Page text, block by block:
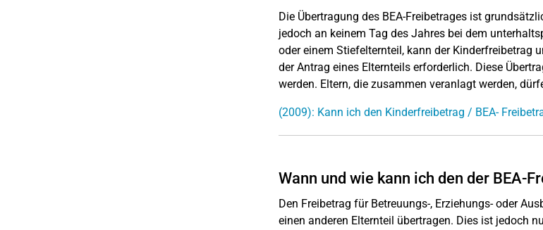
Die Übertragung des BEA-Freibetrages ist
jedoch an keinem Tag des Jahres bei dem
oder einem Stiefelternteil, kann der Kinderfreibetrag
der Antrag eines Elternteils erforderlich. Diese
werden. Eltern, die zusammen veranlagt werden,
(2009): Kann ich den Kinderfreibetrag / BEA-
Wann und wie kann ich den der BEA-
Den Freibetrag für Betreuungs-, Erziehungs- oder
einen anderen Elternteil übertragen. Dies ist jedoch